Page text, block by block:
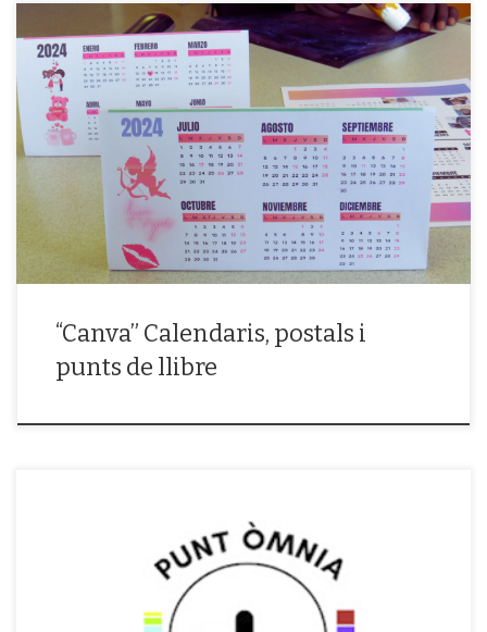
Moltes funcions possibles, moltes maneres de fer postals, calendaris,
portades de llibre, creacions artístiques interactives, un munt de
possibilitats que ofereix el Canva una gran oportunitat per tot qui
l’utilitzi. Durant aquest trimestre hem aconseguit al Punt Omnia saber
utilitzar […]
“Canva” Calendaris, postals i
punts de llibre
Música, lletres, ritmes diversos que s’ajunten dins de l’espai i flueixen
com mai. Aquí tenim nivell, hi ha qualitat i les tendències marquen
estils. No són pocs, fan servir el espai que hi ha al teatre per a gravar les